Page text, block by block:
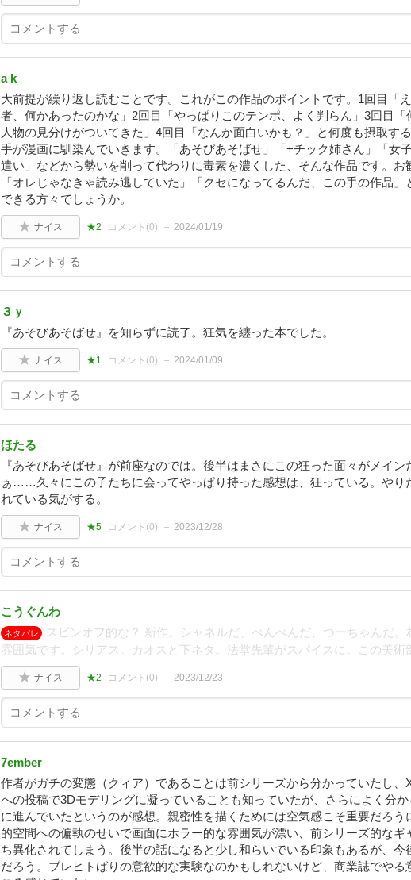
a k
大前提が繰り返し読むことです。これがこの作品のポイントです。1回目「
者、何かあったのかな」2回目「やっぱりこのテンポ、よく判らん」3回目「
人物の見分けがついてきた」4回目「なんか面白いかも？」と何度も摂取す
手が漫画に馴染んでいきます。「あそびあそばせ」「+チック姉さん」「女
遣い」などから勢いを削って代わりに毒素を濃くした、そんな作品です。お
「オレじゃなきゃ読み逃していた」「クセになってるんだ、この手の作品」
できる方々でしょうか。
ナイス ★2 コメント(0) 2024/01/19
３ｙ
『あそびあそばせ』を知らずに読了。狂気を纏った本でした。
ナイス ★1 コメント(0) 2024/01/09
ほたる
『あそびあそばせ』が前座なのでは。後半はまさにこの狂った面々がメイン
ぁ……久々にこの子たちに会ってやっぱり持った感想は、狂っている。やり
れている気がする。
ナイス ★5 コメント(0) 2023/12/28
こうぐんわ
ネタバレ
スピンオフ的な？ 新作。シャネルだ、ぺんぺんだ、つーちゃんだ。
雰囲気です。シリアス。カオスと下ネタ。法堂先輩がスパイスに。この美
ナイス ★2 コメント(0) 2023/12/23
7ember
作者がガチの変態（クィア）であることは前シリーズから分かっていたし、
への投稿で3Dモデリングに凝っていることも知っていたが、さらによく分か
に進んでいたというのが感想。親密性を描くためには空気感こそ重要だろう
的空間への偏執のせいで画面にホラー的な雰囲気が漂い、前シリーズ的なギ
ち異化されてしまう。後半の話になると少し和らいでいる印象もあるが、今
だろう。ブレヒトばりの意欲的な実験なのかもしれないけど、商業誌でやる